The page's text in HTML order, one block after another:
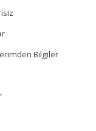
Bilgiler